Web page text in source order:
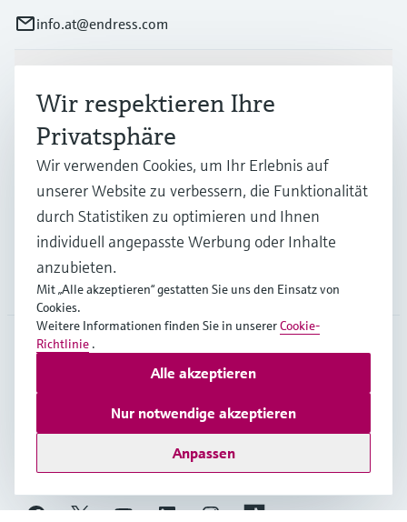
info.at@endress.com
Branchen
Support
Unternehmen
Copyright © Endress+Hauser Group Services AG
NutzungsbedingungenDatenschutz
Wir respektieren Ihre
Privatsphäre
Wir verwenden Cookies, um Ihr Erlebnis auf
unserer Website zu verbessern, die Funktionalität
durch Statistiken zu optimieren und Ihnen
individuell angepasste Werbung oder Inhalte
anzubieten.
Mit „Alle akzeptieren“ gestatten Sie uns den Einsatz von
Cookies.
Weitere Informationen finden Sie in unsererCookie-
Richtlinie .
Anpassen
Nur notwendige akzeptieren
Alle akzeptieren